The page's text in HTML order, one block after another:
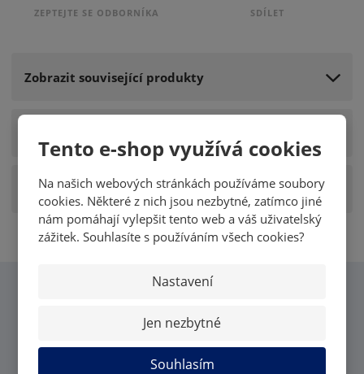
Tento e-shop využívá cookies
Na našich webových stránkách používáme soubory
cookies. Některé z nich jsou nezbytné, zatímco jiné
nám pomáhají vylepšit tento web a váš uživatelský
zážitek. Souhlasíte s používáním všech cookies?
Nastavení
Jen nezbytné
Souhlasím
ZEPTEJTE SE ODBORNÍKA SDÍLET
Zobrazit související produkty
Zobrazit hodnocení produktu
NOVINKY OD MK CARDS